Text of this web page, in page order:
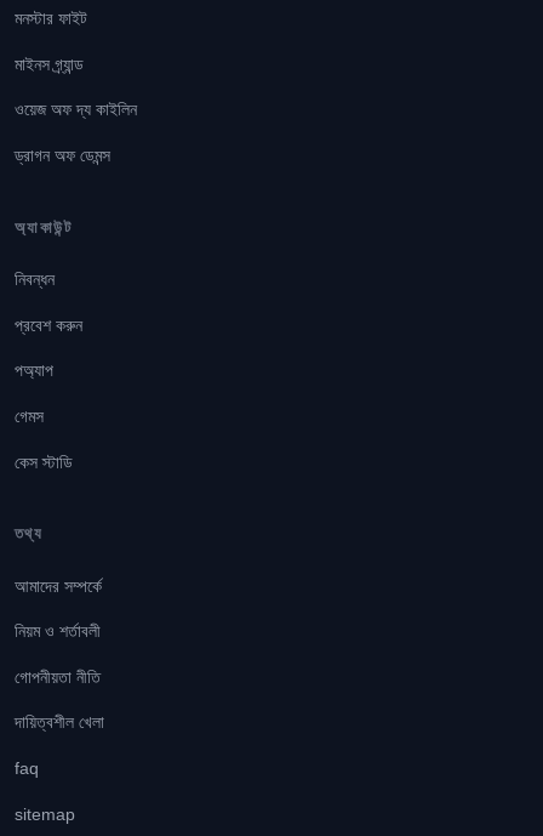
মনস্টার ফাইট
মাইনস গ্র্যান্ড
ওয়েজ অফ দ্য কাইলিন
ড্রাগন অফ ডেমন্স
অ্যাকাউন্ট
নিবন্ধন
প্রবেশ করুন
পঅ্যাপ
গেমস
কেস স্টাডি
তথ্য
আমাদের সম্পর্কে
নিয়ম ও শর্তাবলী
গোপনীয়তা নীতি
দায়িত্বশীল খেলা
faq
sitemap